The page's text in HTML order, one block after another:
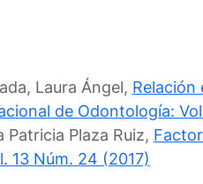
Laura Ángel, Relación
de Odontología:
Plaza Ruiz,
13 Núm. 24 (2017)